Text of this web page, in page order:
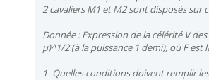
2 cavaliers M1 et M2 sont disposés sur
Donnée : Expression de la célérité V
µ)^1/2 (à la puissance 1 demi), où F
1- Quelles conditions doivent remplir